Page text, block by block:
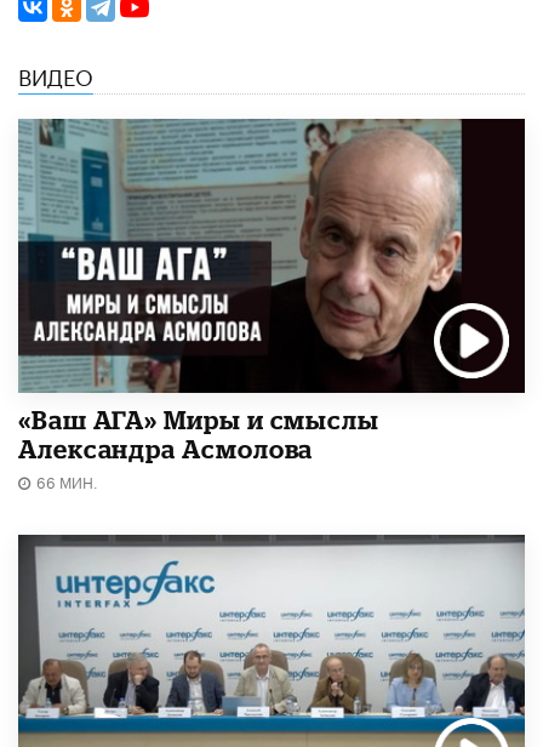
ВИДЕО
«Ваш АГА» Миры и смыслы
Александра Асмолова
66 МИН.